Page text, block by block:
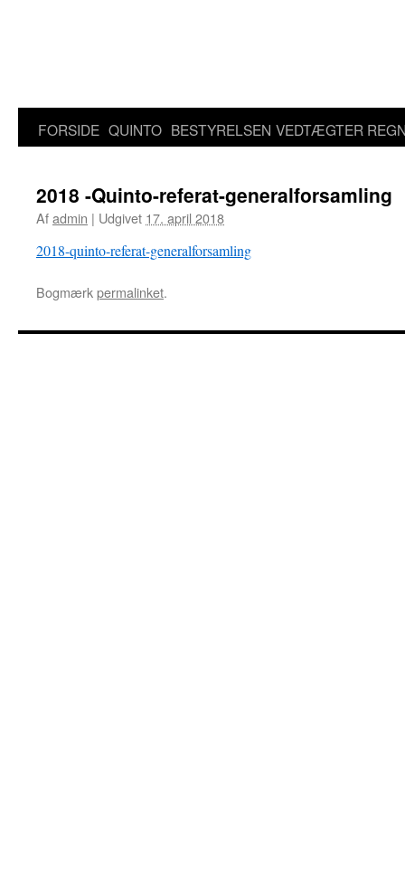
FORSIDE QUINTO BESTYRELSEN VEDTÆGTER
2018 -Quinto-referat-generalforsamling
Afadmin | Udgivet 17. april 2018
2018-quinto-referat-generalforsamling
Bogmærkpermalinket.